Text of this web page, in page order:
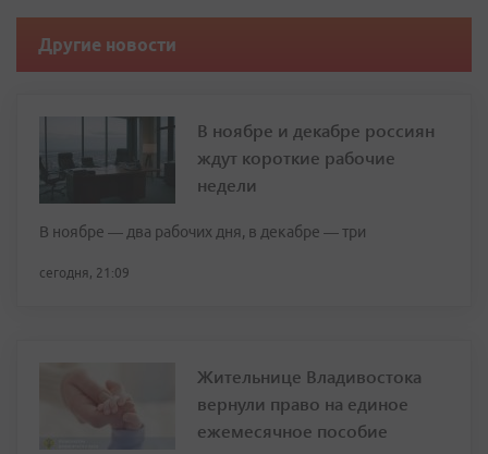
Другие новости
В ноябре и декабре россиян
ждут короткие рабочие
недели
В ноябре — два рабочих дня, в декабре — три
сегодня, 21:09
Жительнице Владивостока
вернули право на единое
ежемесячное пособие